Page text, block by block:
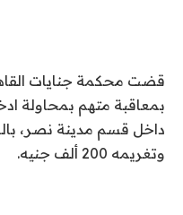
قضت محكمة جنايات
بمعاقبة متهم بمحاولة
وتغريمه 200 ألف جنيه.